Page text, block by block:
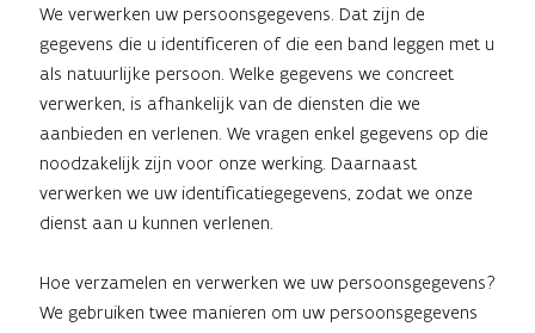
We verwerken uw persoonsgegevens. Dat zijn de
gegevens die u identificeren of die een band leggen met u
als natuurlijke persoon. Welke gegevens we concreet
verwerken, is afhankelijk van de diensten die we
aanbieden en verlenen. We vragen enkel gegevens op die
noodzakelijk zijn voor onze werking. Daarnaast
verwerken we uw identificatiegegevens, zodat we onze
dienst aan u kunnen verlenen.
Hoe verzamelen en verwerken we uw persoonsgegevens?
We gebruiken twee manieren om uw persoonsgegevens